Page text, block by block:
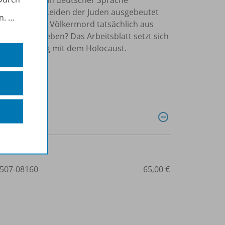
"Wie das Leiden der Juden ausgebeutet
Völkermord tatsächlich aus
betrieben? Das Arbeitsblatt setzt sich
Umgang mit dem Holocaust.
08160 65,00 €
…